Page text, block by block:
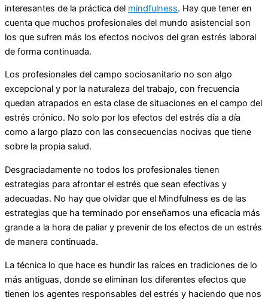
interesantes de la práctica del mindfulness. Hay que tener en
cuenta que muchos profesionales del mundo asistencial son
los que sufren más los efectos nocivos del gran estrés laboral
de forma continuada.
Los profesionales del campo sociosanitario no son algo
excepcional y por la naturaleza del trabajo, con frecuencia
quedan atrapados en esta clase de situaciones en el campo del
estrés crónico. No solo por los efectos del estrés día a día
como a largo plazo con las consecuencias nocivas que tiene
sobre la propia salud.
Desgraciadamente no todos los profesionales tienen
estrategias para afrontar el estrés que sean efectivas y
adecuadas. No hay que olvidar que el Mindfulness es de las
estrategias que ha terminado por enseñarnos una eficacia más
grande a la hora de paliar y prevenir de los efectos de un estrés
de manera continuada.
La técnica lo que hace es hundir las raíces en tradiciones de lo
más antiguas, donde se eliminan los diferentes efectos que
tienen los agentes responsables del estrés y haciendo que nos